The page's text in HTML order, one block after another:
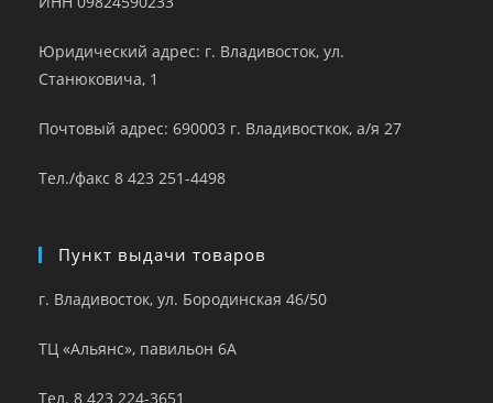
Юридический адрес: г. Владивосток, ул.
Станюковича, 1
Почтовый адрес: 690003 г. Владивосткок, а/я 27
Тел./факс 8 423 251-4498
Пункт выдачи товаров
г. Владивосток, ул. Бородинская 46/50
ТЦ «Альянс», павильон 6А
Тел. 8 423 224-3651